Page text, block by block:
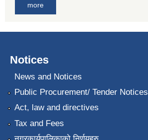
more
Notices
News and Notices
Public Procurement/ Tender Notices
Act, law and directives
Tax and Fees